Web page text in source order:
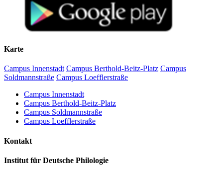
Karte
Campus Innenstadt Campus Berthold-Beitz-Platz Campus
Soldmannstraße Campus Loefflerstraße
Campus Innenstadt
Campus Berthold-Beitz-Platz
Campus Soldmannstraße
Campus Loefflerstraße
Kontakt
Institut für Deutsche Philologie